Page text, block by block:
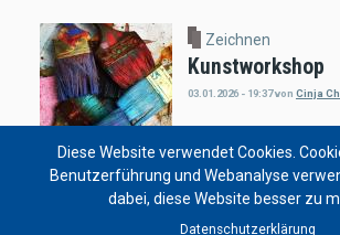
Zeichnen
Kunstworkshop
03.01.2026 - 19:37von Cinja
Zeichnen
Japanische Kunst
Diese Website verwendet Cookies.
Benutzerführung und Webanalyse
dabei, diese Website besser zu
Datenschutzerklärung